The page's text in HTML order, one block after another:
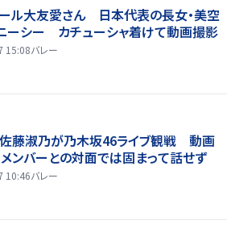
ル大友愛さん 日本代表の長女・美空
ーシー カチューシャ着けて動画撮影
15:08バレー
佐藤淑乃が乃木坂46ライブ観戦 動画
ンバーとの対面では固まって話せず
10:46バレー